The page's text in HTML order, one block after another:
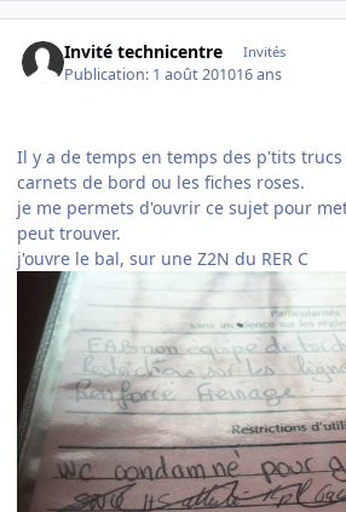
Invité technicentre Invités
Publication: 1 août 201016 ans
Il y a de temps en temps des p'tits
carnets de bord ou les fiches roses.
je me permets d'ouvrir ce sujet pour
peut trouver.
j'ouvre le bal, sur une Z2N du RER C